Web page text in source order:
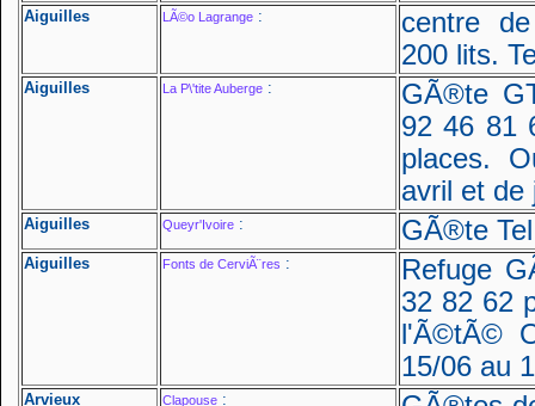
Aiguilles LÃ©o Lagrange :
centre
200 lits.
Aiguilles La P\'tite Auberge :
GÃ®te
92 46 81
places.
avril et
Aiguilles Queyr'Ivoire : GÃ®te
Aiguilles Fonts de CerviÃ¨res :
Refuge
32 82 62
l'Ã©tÃ©
15/06 au
Arvieux Clapouse :